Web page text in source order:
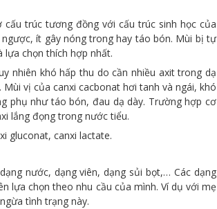
trúc tương đồng với cấu trúc sinh học của
ít gây nóng trong hay táo bón. Mùi bị tự
lựa chọn thích hợp nhất.
nhiên khó hấp thu do cần nhiều axit trong dạ
vị của canxi cacbonat hơi tanh và ngái, khó
phụ như táo bón, đau dạ dày. Trường hợp cơ
lắng đọng trong nước tiểu.
gluconat, canxi lactate.
nước, dạng viên, dạng sủi bọt,… Các dạng
lựa chọn theo nhu cầu của mình. Ví dụ với mẹ
tình trạng này.